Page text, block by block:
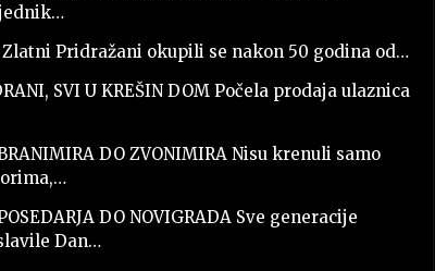
Zlatni Pridražani okupili se nakon 50 godina od…
SVI U KREŠIN DOM Počela prodaja ulaznica
DO ZVONIMIRA Nisu krenuli samo
DO NOVIGRADA Sve generacije
Dan…